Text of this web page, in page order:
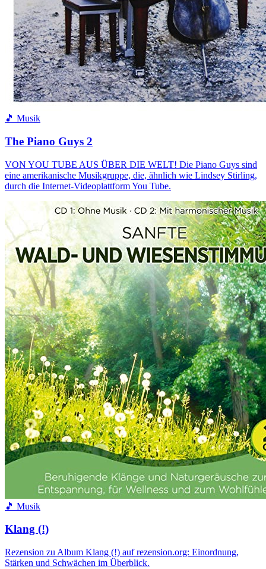
🎵 Musik
The Piano Guys 2
VON YOU TUBE AUS ÜBER DIE WELT! Die Piano Guys sind
eine amerikanische Musikgruppe, die, ähnlich wie Lindsey Stirling,
durch die Internet-Videoplattform You Tube.
🎵 Musik
Klang (!)
Rezension zu Album Klang (!) auf rezension.org: Einordnung,
Stärken und Schwächen im Überblick.